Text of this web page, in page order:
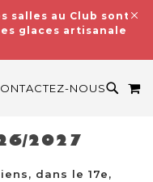
salles au Club sont
glaces artisanales
NOUS
2027
dans le 17e,